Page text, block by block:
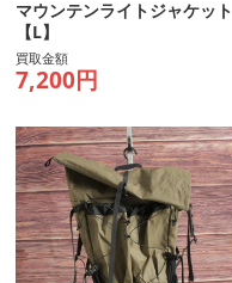
マウンテンライトジャケット
【L】
買取金額
7,200円